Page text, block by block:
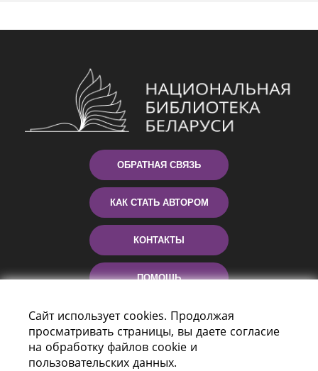
ОБРАТНАЯ СВЯЗЬ
КАК СТАТЬ АВТОРОМ
КОНТАКТЫ
ПОМОЩЬ
Сайт использует cookies. Продолжая
просматривать страницы, вы даете согласие
на обработку файлов cookie и
пользовательских данных.